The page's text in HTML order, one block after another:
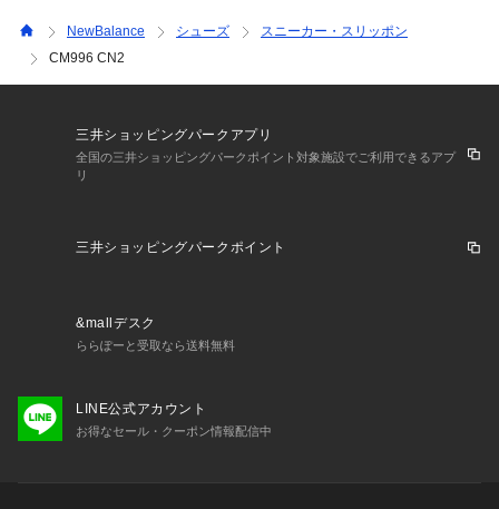
NewBalance シューズ
スニーカー・スリッポン
CM996 CN2
三井ショッピングパークアプリ
全国の三井ショッピングパークポイント対象施設でご利用できるアプ
リ
三井ショッピングパークポイント
&mallデスク
ららぽーと受取なら送料無料
LINE公式アカウント
お得なセール・クーポン情報配信中